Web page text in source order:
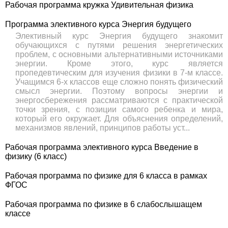
Рабочая программа кружка Удивительная физика
Программа элективного курса Энергия будущего
Элективный курс Энергия будущего знакомит
обучающихся с путями решения энергетических
проблем, с основными альтернативными источниками
энергии. Кроме этого, курс является
пропедевтическим для изучения физики в 7-м классе.
Учащимся 6-х классов еще сложно понять физический
смысл энергии. Поэтому вопросы энергии и
энергосбережения рассматриваются с практической
точки зрения, с позиции самого ребенка и мира,
который его окружает. Для объяснения определений,
механизмов явлений, принципов работы уст...
Рабочая программа элективного курса Введение в
физику (6 класс)
Рабочая программа по физике для 6 класса в рамках
ФГОС
Рабочая программа по физике в 6 слабослышащем
классе